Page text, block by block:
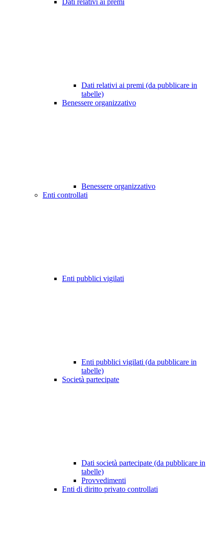
Dati relativi ai premi
Dati relativi ai premi (da pubblicare in
tabelle)
Benessere organizzativo
Benessere organizzativo
Enti controllati
Enti pubblici vigilati
Enti pubblici vigilati (da pubblicare in
tabelle)
Società partecipate
Dati società partecipate (da pubblicare in
tabelle)
Provvedimenti
Enti di diritto privato controllati